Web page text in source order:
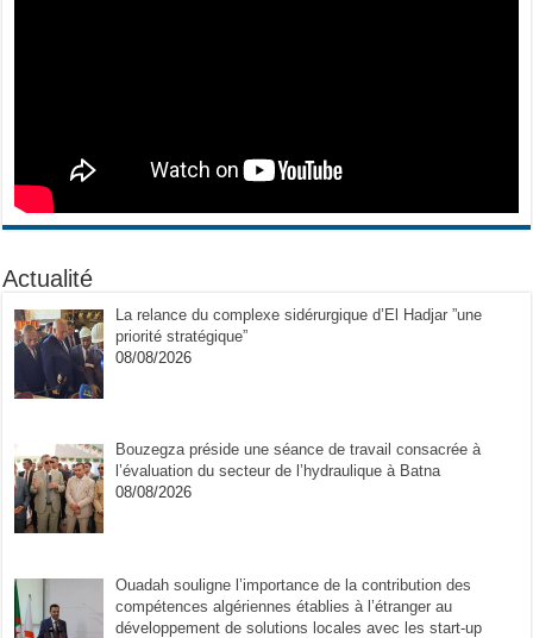
Actualité
La relance du complexe sidérurgique d’El Hadjar ”une
priorité stratégique”
08/08/2026
Bouzegza préside une séance de travail consacrée à
l’évaluation du secteur de l’hydraulique à Batna
08/08/2026
Ouadah souligne l’importance de la contribution des
compétences algériennes établies à l’étranger au
développement de solutions locales avec les start-up